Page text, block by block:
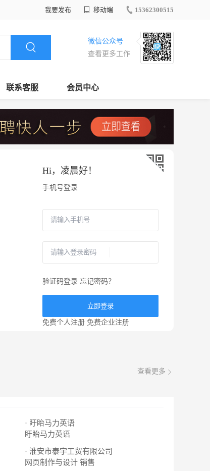
我要发布 移动端 15362300515
微信公众号
查看更多工作
联系客服 会员中心
Hi， 凌晨好！
手机号登录
验证码登录 忘记密码？
立即登录
免费个人注册 免费企业注册
查看更多
· 盱眙马力英语
盱眙马力英语
· 淮安市泰宇工贸有限公司
网页制作与设计 销售